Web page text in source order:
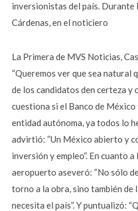
inversionistas del país. Durante
Cárdenas, en el noticiero
La Primera de MVS Noticias,
“Queremos ver que sea natural
de los candidatos den certeza y
cuestiona si el Banco de
entidad autónoma, ya todos lo
advirtió: “Un México abierto y
inversión y empleo”. En cuanto
aeropuerto aseveró: “No sólo
torno a la obra, sino también
necesita el país”. Y puntualizó: